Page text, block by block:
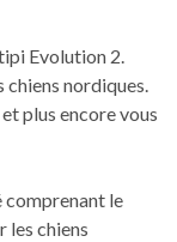
Evolution 2.
chiens nordiques.
plus encore vous
comprenant le
les chiens